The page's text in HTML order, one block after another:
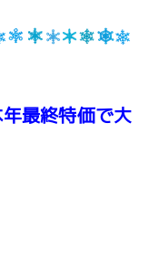
最終特価で大